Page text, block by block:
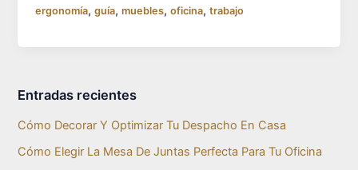
ergonomía,guía,muebles,oficina,trabajo
Entradas recientes
Cómo Decorar Y Optimizar Tu Despacho En Casa
Cómo Elegir La Mesa De Juntas Perfecta Para Tu Oficina